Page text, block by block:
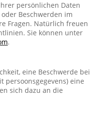
persönlichen Daten
Beschwerden im
Fragen. Natürlich freuen
Sie können unter
.
eine Beschwerde bei
persoonsgegevens) eine
sich dazu an die